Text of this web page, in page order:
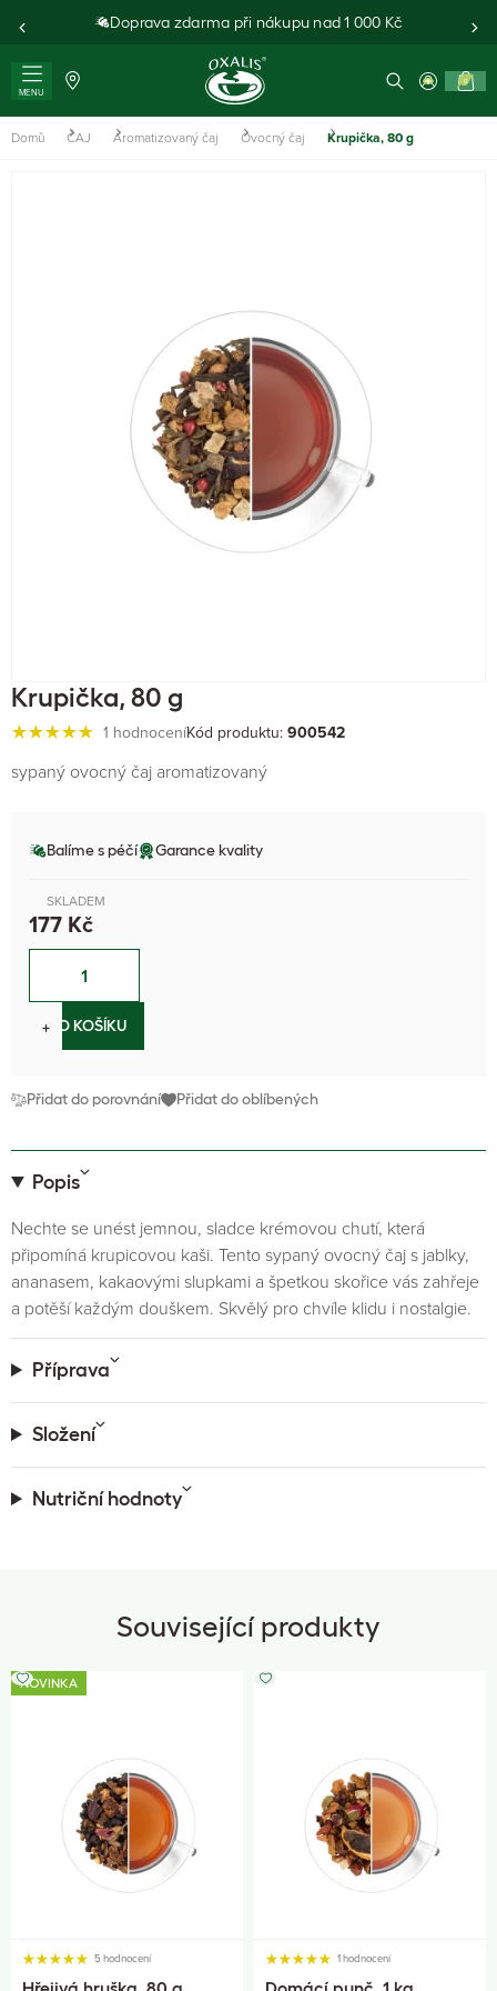
Doprava zdarma při nákupu nad 1 000 Kč
MENU
0
Domů ČAJ Aromatizovaný čaj Ovocný čaj Krupička, 80 g
Krupička, 80 g
1 hodnoceníKód produktu: 900542
sypaný ovocný čaj aromatizovaný
Balíme s péčí Garance kvality
SKLADEM
177 Kč
−
+DO KOŠÍKU
Přidat do porovnání Přidat do oblíbených
Popis
Nechte se unést jemnou, sladce krémovou chutí, která
připomíná krupicovou kaši. Tento sypaný ovocný čaj s jablky,
ananasem, kakaovými slupkami a špetkou skořice vás zahřeje
a potěší každým douškem. Skvělý pro chvíle klidu i nostalgie.
Příprava
Složení
Nutriční hodnoty
Související produkty
NOVINKA
5 hodnocení 1 hodnocení